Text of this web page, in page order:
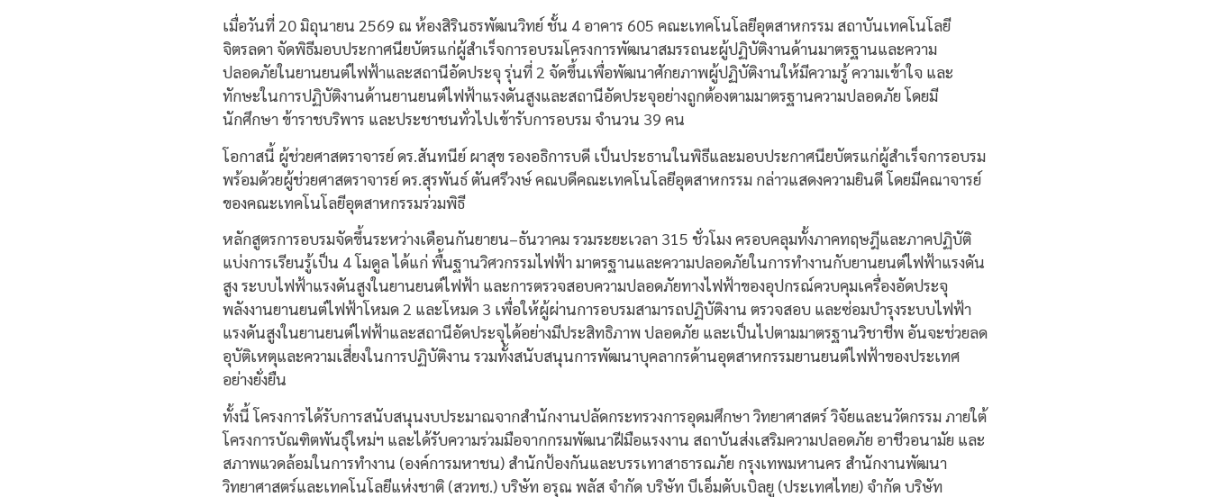
เมื่อวันที่ 20 มิถุนายน 2569 ณ ห้องสิรินธรพัฒนวิทย์ ชั้น 4 อาคาร 605 คณะเทคโนโลยีอุตสาหกรรม สถาบันเทคโนโลยี
จิตรลดา จัดพิธีมอบประกาศนียบัตรแก่ผู้สำเร็จการอบรมโครงการพัฒนาสมรรถนะผู้ปฏิบัติงานด้านมาตรฐานและความ
ปลอดภัยในยานยนต์ไฟฟ้าและสถานีอัดประจุ รุ่นที่ 2 จัดขึ้นเพื่อพัฒนาศักยภาพผู้ปฏิบัติงานให้มีความรู้ ความเข้าใจ และ
ทักษะในการปฏิบัติงานด้านยานยนต์ไฟฟ้าแรงดันสูงและสถานีอัดประจุอย่างถูกต้องตามมาตรฐานความปลอดภัย โดยมี
นักศึกษา ข้าราชบริพาร และประชาชนทั่วไปเข้ารับการอบรม จำนวน 39 คน
โอกาสนี้ ผู้ช่วยศาสตราจารย์ ดร.สันทนีย์ ผาสุข รองอธิการบดี เป็นประธานในพิธีและมอบประกาศนียบัตรแก่ผู้สำเร็จการอบรม
พร้อมด้วยผู้ช่วยศาสตราจารย์ ดร.สุรพันธ์ ตันศรีวงษ์ คณบดีคณะเทคโนโลยีอุตสาหกรรม กล่าวแสดงความยินดี โดยมีคณาจารย์
ของคณะเทคโนโลยีอุตสาหกรรมร่วมพิธี
หลักสูตรการอบรมจัดขึ้นระหว่างเดือนกันยายน–ธันวาคม รวมระยะเวลา 315 ชั่วโมง ครอบคลุมทั้งภาคทฤษฎีและภาคปฏิบัติ
แบ่งการเรียนรู้เป็น 4 โมดูล ได้แก่ พื้นฐานวิศวกรรมไฟฟ้า มาตรฐานและความปลอดภัยในการทำงานกับยานยนต์ไฟฟ้าแรงดัน
สูง ระบบไฟฟ้าแรงดันสูงในยานยนต์ไฟฟ้า และการตรวจสอบความปลอดภัยทางไฟฟ้าของอุปกรณ์ควบคุมเครื่องอัดประจุ
พลังงานยานยนต์ไฟฟ้าโหมด 2 และโหมด 3 เพื่อให้ผู้ผ่านการอบรมสามารถปฏิบัติงาน ตรวจสอบ และซ่อมบำรุงระบบไฟฟ้า
แรงดันสูงในยานยนต์ไฟฟ้าและสถานีอัดประจุได้อย่างมีประสิทธิภาพ ปลอดภัย และเป็นไปตามมาตรฐานวิชาชีพ อันจะช่วยลด
อุบัติเหตุและความเสี่ยงในการปฏิบัติงาน รวมทั้งสนับสนุนการพัฒนาบุคลากรด้านอุตสาหกรรมยานยนต์ไฟฟ้าของประเทศ
อย่างยั่งยืน
ทั้งนี้ โครงการได้รับการสนับสนุนงบประมาณจากสำนักงานปลัดกระทรวงการอุดมศึกษา วิทยาศาสตร์ วิจัยและนวัตกรรม ภายใต้
โครงการบัณฑิตพันธุ์ใหม่ฯ และได้รับความร่วมมือจากกรมพัฒนาฝีมือแรงงาน สถาบันส่งเสริมความปลอดภัย อาชีวอนามัย และ
สภาพแวดล้อมในการทำงาน (องค์การมหาชน) สำนักป้องกันและบรรเทาสาธารณภัย กรุงเทพมหานคร สำนักงานพัฒนา
วิทยาศาสตร์และเทคโนโลยีแห่งชาติ (สวทช.) บริษัท อรุณ พลัส จำกัด บริษัท บีเอ็มดับเบิลยู (ประเทศไทย) จำกัด บริษัท